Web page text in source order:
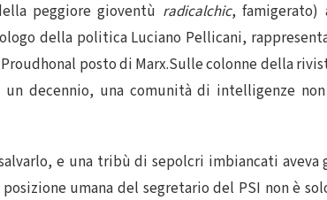
peggiore gioventù radicalchic, famigerato)
della politica Luciano Pellicani,
posto di Marx.Sulle colonne della
decennio, una comunità di intelligenze
e una tribù di sepolcri imbiancati aveva
umana del segretario del PSI non è